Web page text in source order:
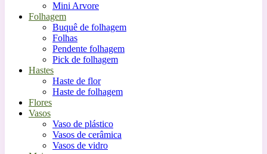
Mini Arvore
Folhagem
Buquê de folhagem
Folhas
Pendente folhagem
Pick de folhagem
Hastes
Haste de flor
Haste de folhagem
Flores
Vasos
Vaso de plástico
Vasos de cerâmica
Vasos de vidro